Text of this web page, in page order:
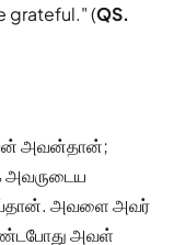
grateful." (QS.
அவன்தான்;
அவருடைய
அவளை அவர்
அவள்